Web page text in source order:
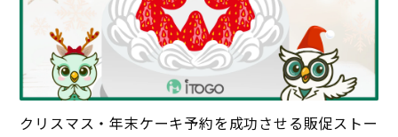
クリスマス・年末ケーキ予約を成功させる販促ストー